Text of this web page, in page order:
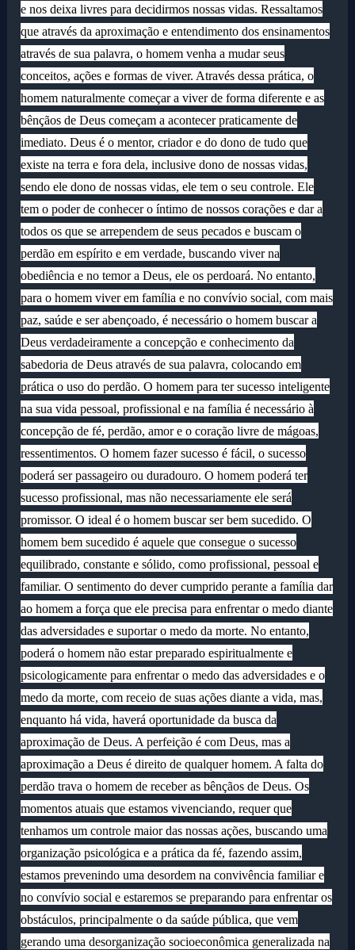
e nos deixa livres para decidirmos nossas vidas. Ressaltamos
que através da aproximação e entendimento dos ensinamentos
através de sua palavra, o homem venha a mudar seus
conceitos, ações e formas de viver. Através dessa prática, o
homem naturalmente começar a viver de forma diferente e as
bênçãos de Deus começam a acontecer praticamente de
imediato. Deus é o mentor, criador e do dono de tudo que
existe na terra e fora dela, inclusive dono de nossas vidas,
sendo ele dono de nossas vidas, ele tem o seu controle. Ele
tem o poder de conhecer o íntimo de nossos corações e dar a
todos os que se arrependem de seus pecados e buscam o
perdão em espírito e em verdade, buscando viver na
obediência e no temor a Deus, ele os perdoará. No entanto,
para o homem viver em família e no convívio social, com mais
paz, saúde e ser abençoado, é necessário o homem buscar a
Deus verdadeiramente a concepção e conhecimento da
sabedoria de Deus através de sua palavra, colocando em
prática o uso do perdão. O homem para ter sucesso inteligente
na sua vida pessoal, profissional e na família é necessário à
concepção de fé, perdão, amor e o coração livre de mágoas,
ressentimentos. O homem fazer sucesso é fácil, o sucesso
poderá ser passageiro ou duradouro. O homem poderá ter
sucesso profissional, mas não necessariamente ele será
promissor. O ideal é o homem buscar ser bem sucedido. O
homem bem sucedido é aquele que consegue o sucesso
equilibrado, constante e sólido, como profissional, pessoal e
familiar. O sentimento do dever cumprido perante a família dar
ao homem a força que ele precisa para enfrentar o medo diante
das adversidades e suportar o medo da morte. No entanto,
poderá o homem não estar preparado espiritualmente e
psicologicamente para enfrentar o medo das adversidades e o
medo da morte, com receio de suas ações diante a vida, mas,
enquanto há vida, haverá oportunidade da busca da
aproximação de Deus. A perfeição é com Deus, mas a
aproximação a Deus é direito de qualquer homem. A falta do
perdão trava o homem de receber as bênçãos de Deus. Os
momentos atuais que estamos vivenciando, requer que
tenhamos um controle maior das nossas ações, buscando uma
organização psicológica e a prática da fé, fazendo assim,
estamos prevenindo uma desordem na convivência familiar e
no convívio social e estaremos se preparando para enfrentar os
obstáculos, principalmente o da saúde pública, que vem
gerando uma desorganização socioeconômica generalizada na